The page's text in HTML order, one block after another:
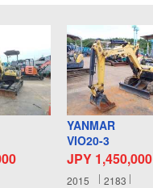
YANMAR
VIO20-3
JPY 1,450,000
2015
2183